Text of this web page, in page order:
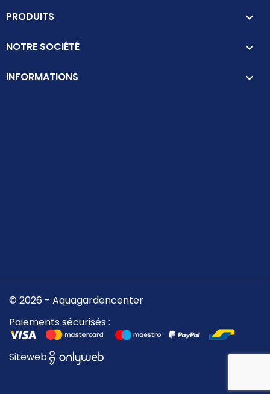
PRODUITS 
NOTRE SOCIÉTÉ 
INFORMATIONS keyboard_arrow_down
© 2026 - Aquagardencenter
Paiements sécurisés :
Siteweb